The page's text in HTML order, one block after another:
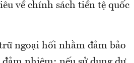
về chính sách tiền tệ quốc
ngoại hối nhằm đảm bảo